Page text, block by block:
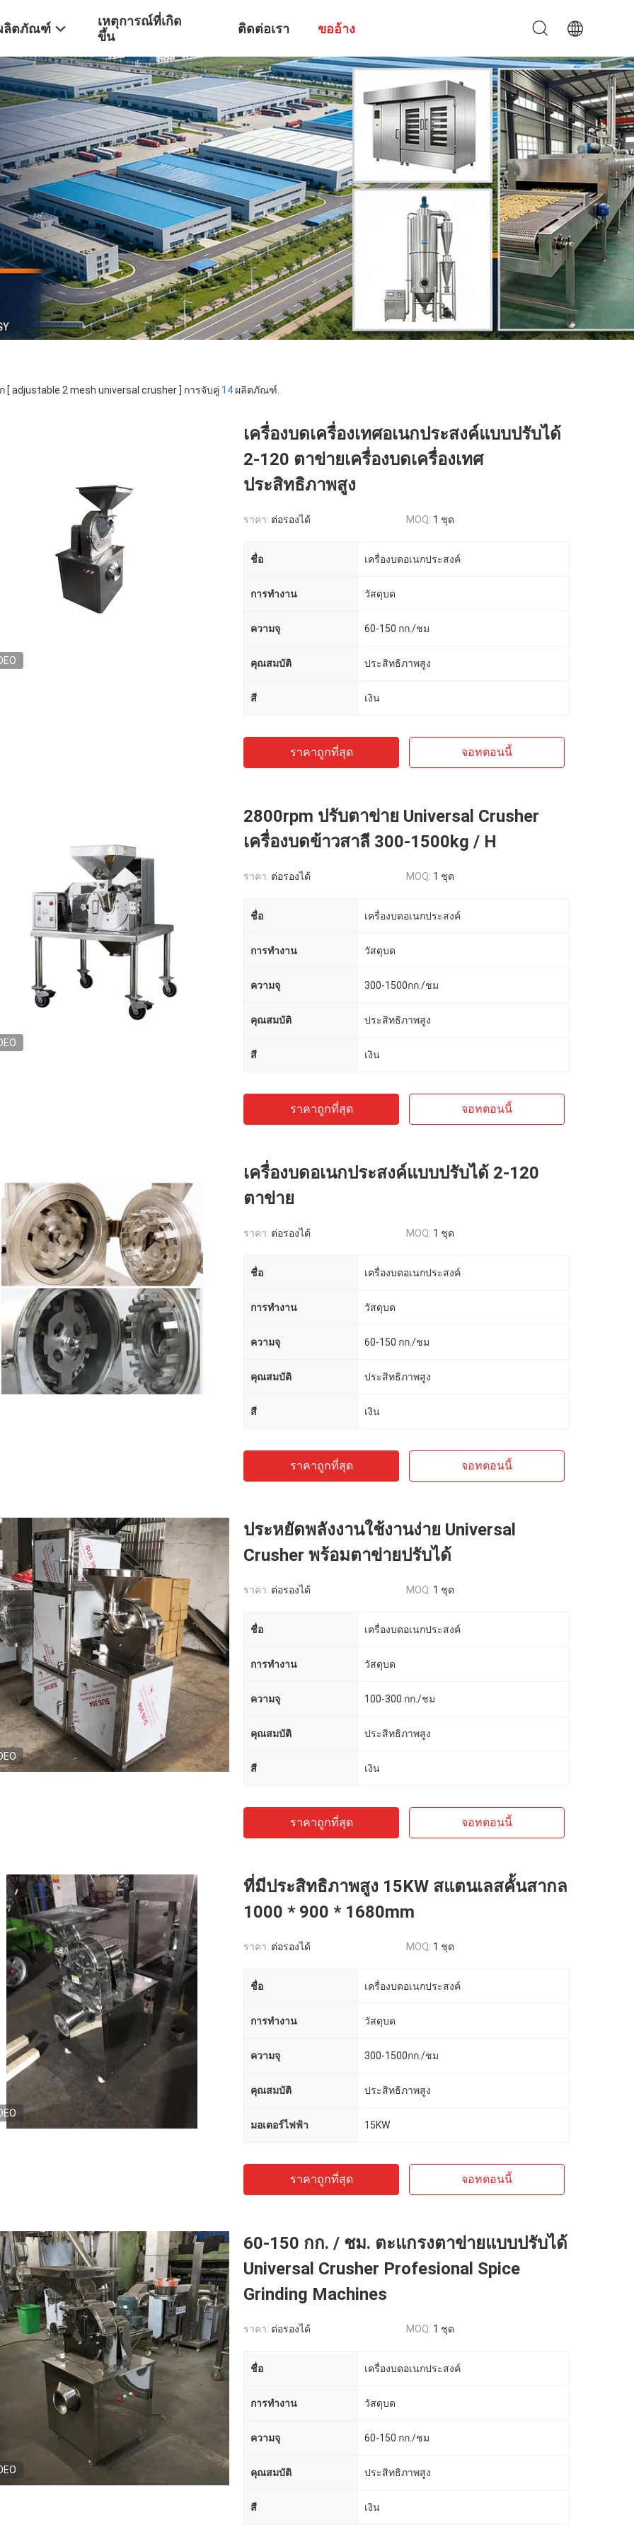
ลิตภัณฑ์
เหตุการณ์ที่เกิด
ขึ้น
ติดต่อเรา ขออ้าง
[ adjustable 2 mesh universal crusher ] การจับคู่ 14 ผลิตภัณฑ์.
เครื่องบดเครื่องเทศอเนกประสงค์แบบปรับได้
2-120 ตาข่ายเครื่องบดเครื่องเทศ
ประสิทธิภาพสูง
ราคา: ต่อรองได้ MOQ: 1 ชุด
ชื่อ เครื่องบดอเนกประสงค์
การทำงาน วัสดุบด
ความจุ 60-150 กก./ชม
คุณสมบัติ ประสิทธิภาพสูง
สี เงิน
ราคาถูกที่สุด จอทตอนนี้
2800rpm ปรับตาข่าย Universal Crusher
เครื่องบดข้าวสาลี 300-1500kg / H
ราคา: ต่อรองได้ MOQ: 1 ชุด
ชื่อ เครื่องบดอเนกประสงค์
การทำงาน วัสดุบด
ความจุ 300-1500กก./ชม
คุณสมบัติ ประสิทธิภาพสูง
สี เงิน
ราคาถูกที่สุด จอทตอนนี้
เครื่องบดอเนกประสงค์แบบปรับได้ 2-120
ตาข่าย
ราคา: ต่อรองได้ MOQ: 1 ชุด
ชื่อ เครื่องบดอเนกประสงค์
การทำงาน วัสดุบด
ความจุ 60-150 กก./ชม
คุณสมบัติ ประสิทธิภาพสูง
สี เงิน
ราคาถูกที่สุด จอทตอนนี้
ประหยัดพลังงานใช้งานง่าย Universal
Crusher พร้อมตาข่ายปรับได้
ราคา: ต่อรองได้ MOQ: 1 ชุด
ชื่อ เครื่องบดอเนกประสงค์
การทำงาน วัสดุบด
ความจุ 100-300 กก./ชม
คุณสมบัติ ประสิทธิภาพสูง
สี เงิน
ราคาถูกที่สุด จอทตอนนี้
ที่มีประสิทธิภาพสูง 15KW สแตนเลสคั้นสากล
1000 * 900 * 1680mm
ราคา: ต่อรองได้ MOQ: 1 ชุด
ชื่อ เครื่องบดอเนกประสงค์
การทำงาน วัสดุบด
ความจุ 300-1500กก./ชม
คุณสมบัติ ประสิทธิภาพสูง
มอเตอร์ไฟฟ้า 15KW
ราคาถูกที่สุด จอทตอนนี้
60-150 กก. / ชม. ตะแกรงตาข่ายแบบปรับได้
Universal Crusher Profesional Spice
Grinding Machines
ราคา: ต่อรองได้ MOQ: 1 ชุด
ชื่อ เครื่องบดอเนกประสงค์
การทำงาน วัสดุบด
ความจุ 60-150 กก./ชม
คุณสมบัติ ประสิทธิภาพสูง
สี เงิน